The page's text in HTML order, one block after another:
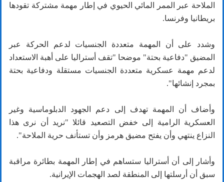
الملاحة عبر الممر المائي الحيوي في إطار مهمة مشتركة تقودها
بريطانيا وفرنسا.
وشدد على أن المهمة متعددة الجنسيات لدعم الحركة عبر
المضيق "دفاعية بحتة" موضحا "تقف أستراليا على أهبة الاستعداد
لدعم مهمة عسكرية متعددة الجنسيات مستقلة ودفاعية بحتة
بمجرد إنشائها".
وأضاف أن المهمة تهدف إلى دعم الجهود الدبلوماسية وغير
العسكرية الرامية إلى خفض التصعيد قائلا "نريد أن نرى هذا
النزاع ينتهي وأن يفتح مضيق هرمز وأن تستأنف حرية الملاحة".
وأشار إلى أن أستراليا ستساهم في إطار المهمة بطائرة مراقبة
سبق أن أرسلتها إلى المنطقة لصد الهجمات الإيرانية.